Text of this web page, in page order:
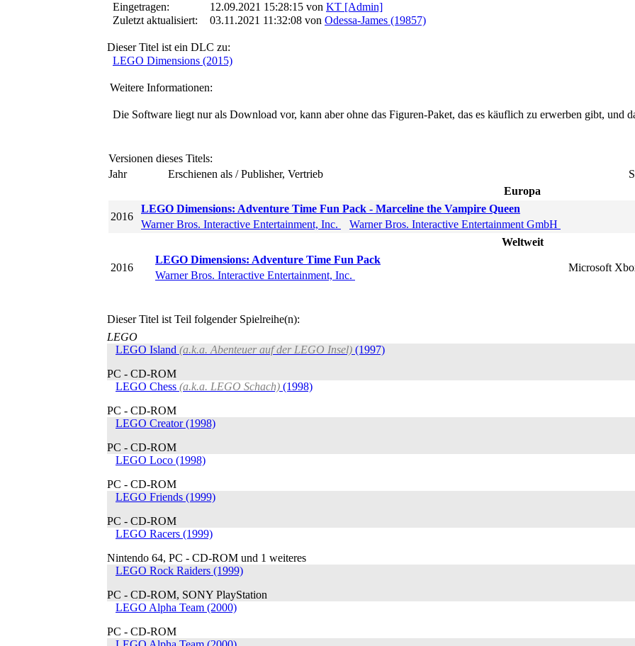
Eingetragen: 12.09.2021 15:28:15 von KT [Admin]
Zuletzt aktualisiert:
03.11.2021 11:32:08 von Odessa-James (19857)
Dieser Titel ist ein DLC zu:
LEGO Dimensions (2015)
Weitere Informationen:
Die Software liegt nur als Download vor, kann aber ohne das Figuren-Paket, das es käuflich zu erwerben gibt, und
Versionen dieses Titels:
Jahr
Erschienen als / Publisher, Vertrieb
Europa
2016
LEGO Dimensions: Adventure Time Fun Pack - Marceline the Vampire Queen
Warner Bros. Interactive Entertainment, Inc.
Warner Bros. Interactive Entertainment GmbH
Weltweit
2016
LEGO Dimensions: Adventure Time Fun Pack
Microsoft
Warner Bros. Interactive Entertainment, Inc.
Dieser Titel ist Teil folgender Spielreihe(n):
LEGO
LEGO Island (a.k.a. Abenteuer auf der LEGO Insel) (1997)
PC - CD-ROM
LEGO Chess (a.k.a. LEGO Schach) (1998)
PC - CD-ROM
LEGO Creator (1998)
PC - CD-ROM
LEGO Loco (1998)
PC - CD-ROM
LEGO Friends (1999)
PC - CD-ROM
LEGO Racers (1999)
Nintendo 64, PC - CD-ROM und 1 weiteres
LEGO Rock Raiders (1999)
PC - CD-ROM, SONY PlayStation
LEGO Alpha Team (2000)
PC - CD-ROM